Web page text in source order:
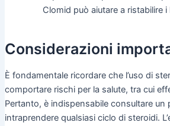
Clomid può aiutare a ristabilire
Considerazioni
È fondamentale ricordare che l’uso di
comportare rischi per la salute, tra cui
Pertanto, è indispensabile consultare
intraprendere qualsiasi ciclo di steroidi.